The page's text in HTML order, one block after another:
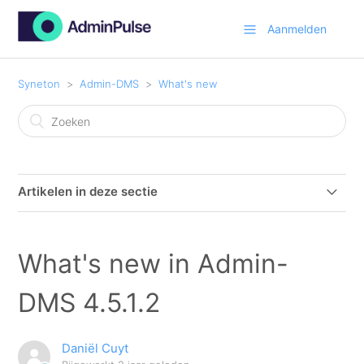
Aanmelden
Syneton Admin-DMS What's new
Artikelen in deze sectie
What's new in Admin-DMS 4.7.0.2
What's new in Admin-DMS 4.7.0.3
What's new in Admin-DMS 4.6.0.0
What's new in Admin-
DMS 4.5.1.2
Daniël Cuyt